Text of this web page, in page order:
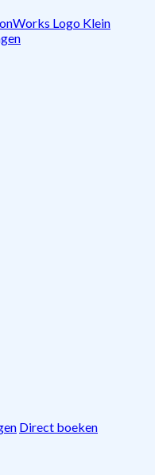
Direct boeken